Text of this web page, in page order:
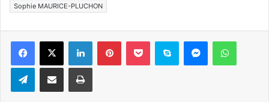
Sophie MAURICE-PLUCHON
LinkedinPinterestPocket Skype Messenger
TelegramPartager par e-mail Imprimer